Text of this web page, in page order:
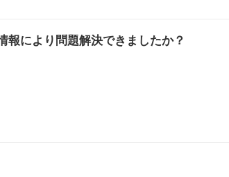
報により問題解決できましたか？